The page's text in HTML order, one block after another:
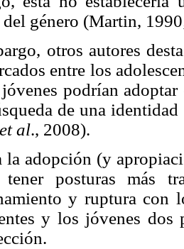
género (Martin,
otros autores
entre los
podrían
de una
et al., 2008).
la adopción (y
tener posturas más
y ruptura con
y los jóvenes dos